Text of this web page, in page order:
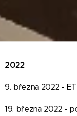
2022
9. března 2022 -
19. března 2022 -